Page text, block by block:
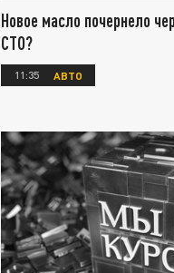
Новое масло почернело
СТО?
11:35 АВТО